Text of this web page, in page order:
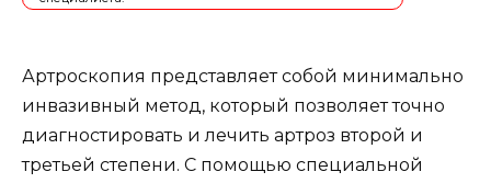
Артроскопия представляет собой минимально
инвазивный метод, который позволяет точно
диагностировать и лечить артроз второй и
третьей степени. С помощью специальной